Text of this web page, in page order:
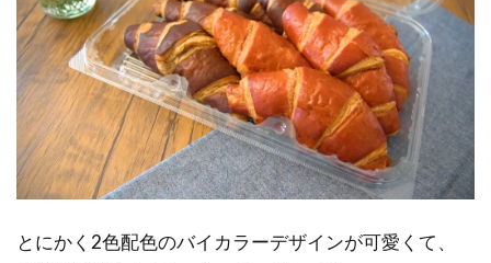
とにかく2色配色のバイカラーデザインが可愛くて、